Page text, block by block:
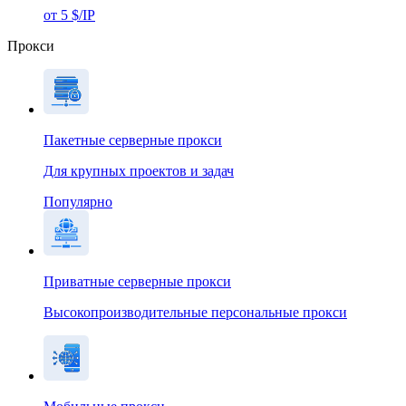
от 5 $/IP
Прокси
Пакетные серверные прокси
Для крупных проектов и задач
Популярно
Приватные серверные прокси
Высокопроизводительные персональные прокси